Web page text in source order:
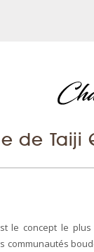
de Taiji
le concept le plus
communautés